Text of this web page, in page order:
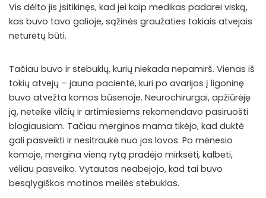
Vis dėlto jis įsitikinęs, kad jei kaip medikas padarei viską,
kas buvo tavo galioje, sąžinės graužaties tokiais atvejais
neturėtų būti.
Tačiau buvo ir stebuklų, kurių niekada nepamirš. Vienas iš
tokių atvejų – jauna pacientė, kuri po avarijos į ligoninę
buvo atvežta komos būsenoje. Neurochirurgai, apžiūrėję
ją, neteikė vilčių ir artimiesiems rekomendavo pasiruošti
blogiausiam. Tačiau merginos mama tikėjo, kad duktė
gali pasveikti ir nesitraukė nuo jos lovos. Po mėnesio
komoje, mergina vieną rytą pradėjo mirksėti, kalbėti,
vėliau pasveiko. Vytautas neabejojo, kad tai buvo
besąlygiškos motinos meilės stebuklas.